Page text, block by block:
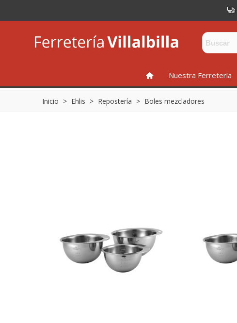
INICIONuestra Ferretería
Inicio > Ehlis > Repostería > Boles mezcladores